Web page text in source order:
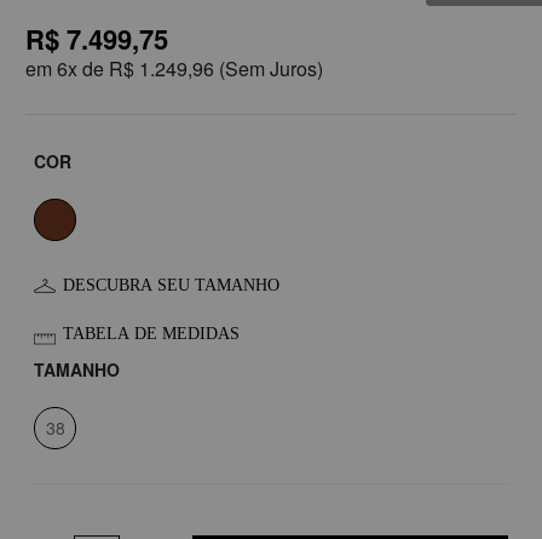
R$ 7.499,75
em 6x de R$ 1.249,96 (Sem Juros)
COR
DESCUBRA SEU TAMANHO
TABELA DE MEDIDAS
TAMANHO
38